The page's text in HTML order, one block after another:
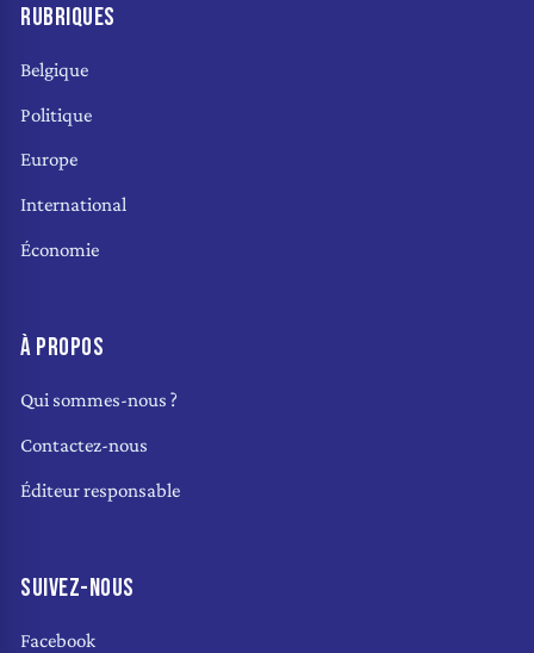
RUBRIQUES
Belgique
Politique
Europe
International
Économie
À PROPOS
Qui sommes-nous ?
Contactez-nous
Éditeur responsable
SUIVEZ-NOUS
Facebook